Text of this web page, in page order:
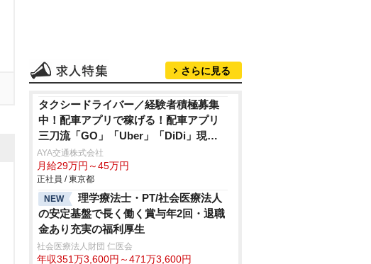
さらに見る
タクシードライバー／経験者積極募集
中！配車アプリで稼げる！配車アプリ
三刀流「GO」「Uber」「DiDi」現
任・経験者対象！50万円支給！(規定あ
り)高島平駅より徒歩2分 通勤楽々♪業界
でも希少な出庫前の釣銭救済制度あり
(出庫者全員対象)2024年10月以降も74
歳まで社保加入＆12勤務可能！クレジ
ット決済等の乗務員さんの各種手数料
負担なし！TiktokでAYA交通の魅力を
発信中！（@aya.taxi）
AYA交通株式会社
月給29万円～45万円
正社員 / 東京都
NEW
理学療法士・PT/社会医療法人
の安定基盤で長く働く賞与年2回・退職
金あり充実の福利厚生
社会医療法人財団 仁医会
年収351万3,600円～471万3,600円